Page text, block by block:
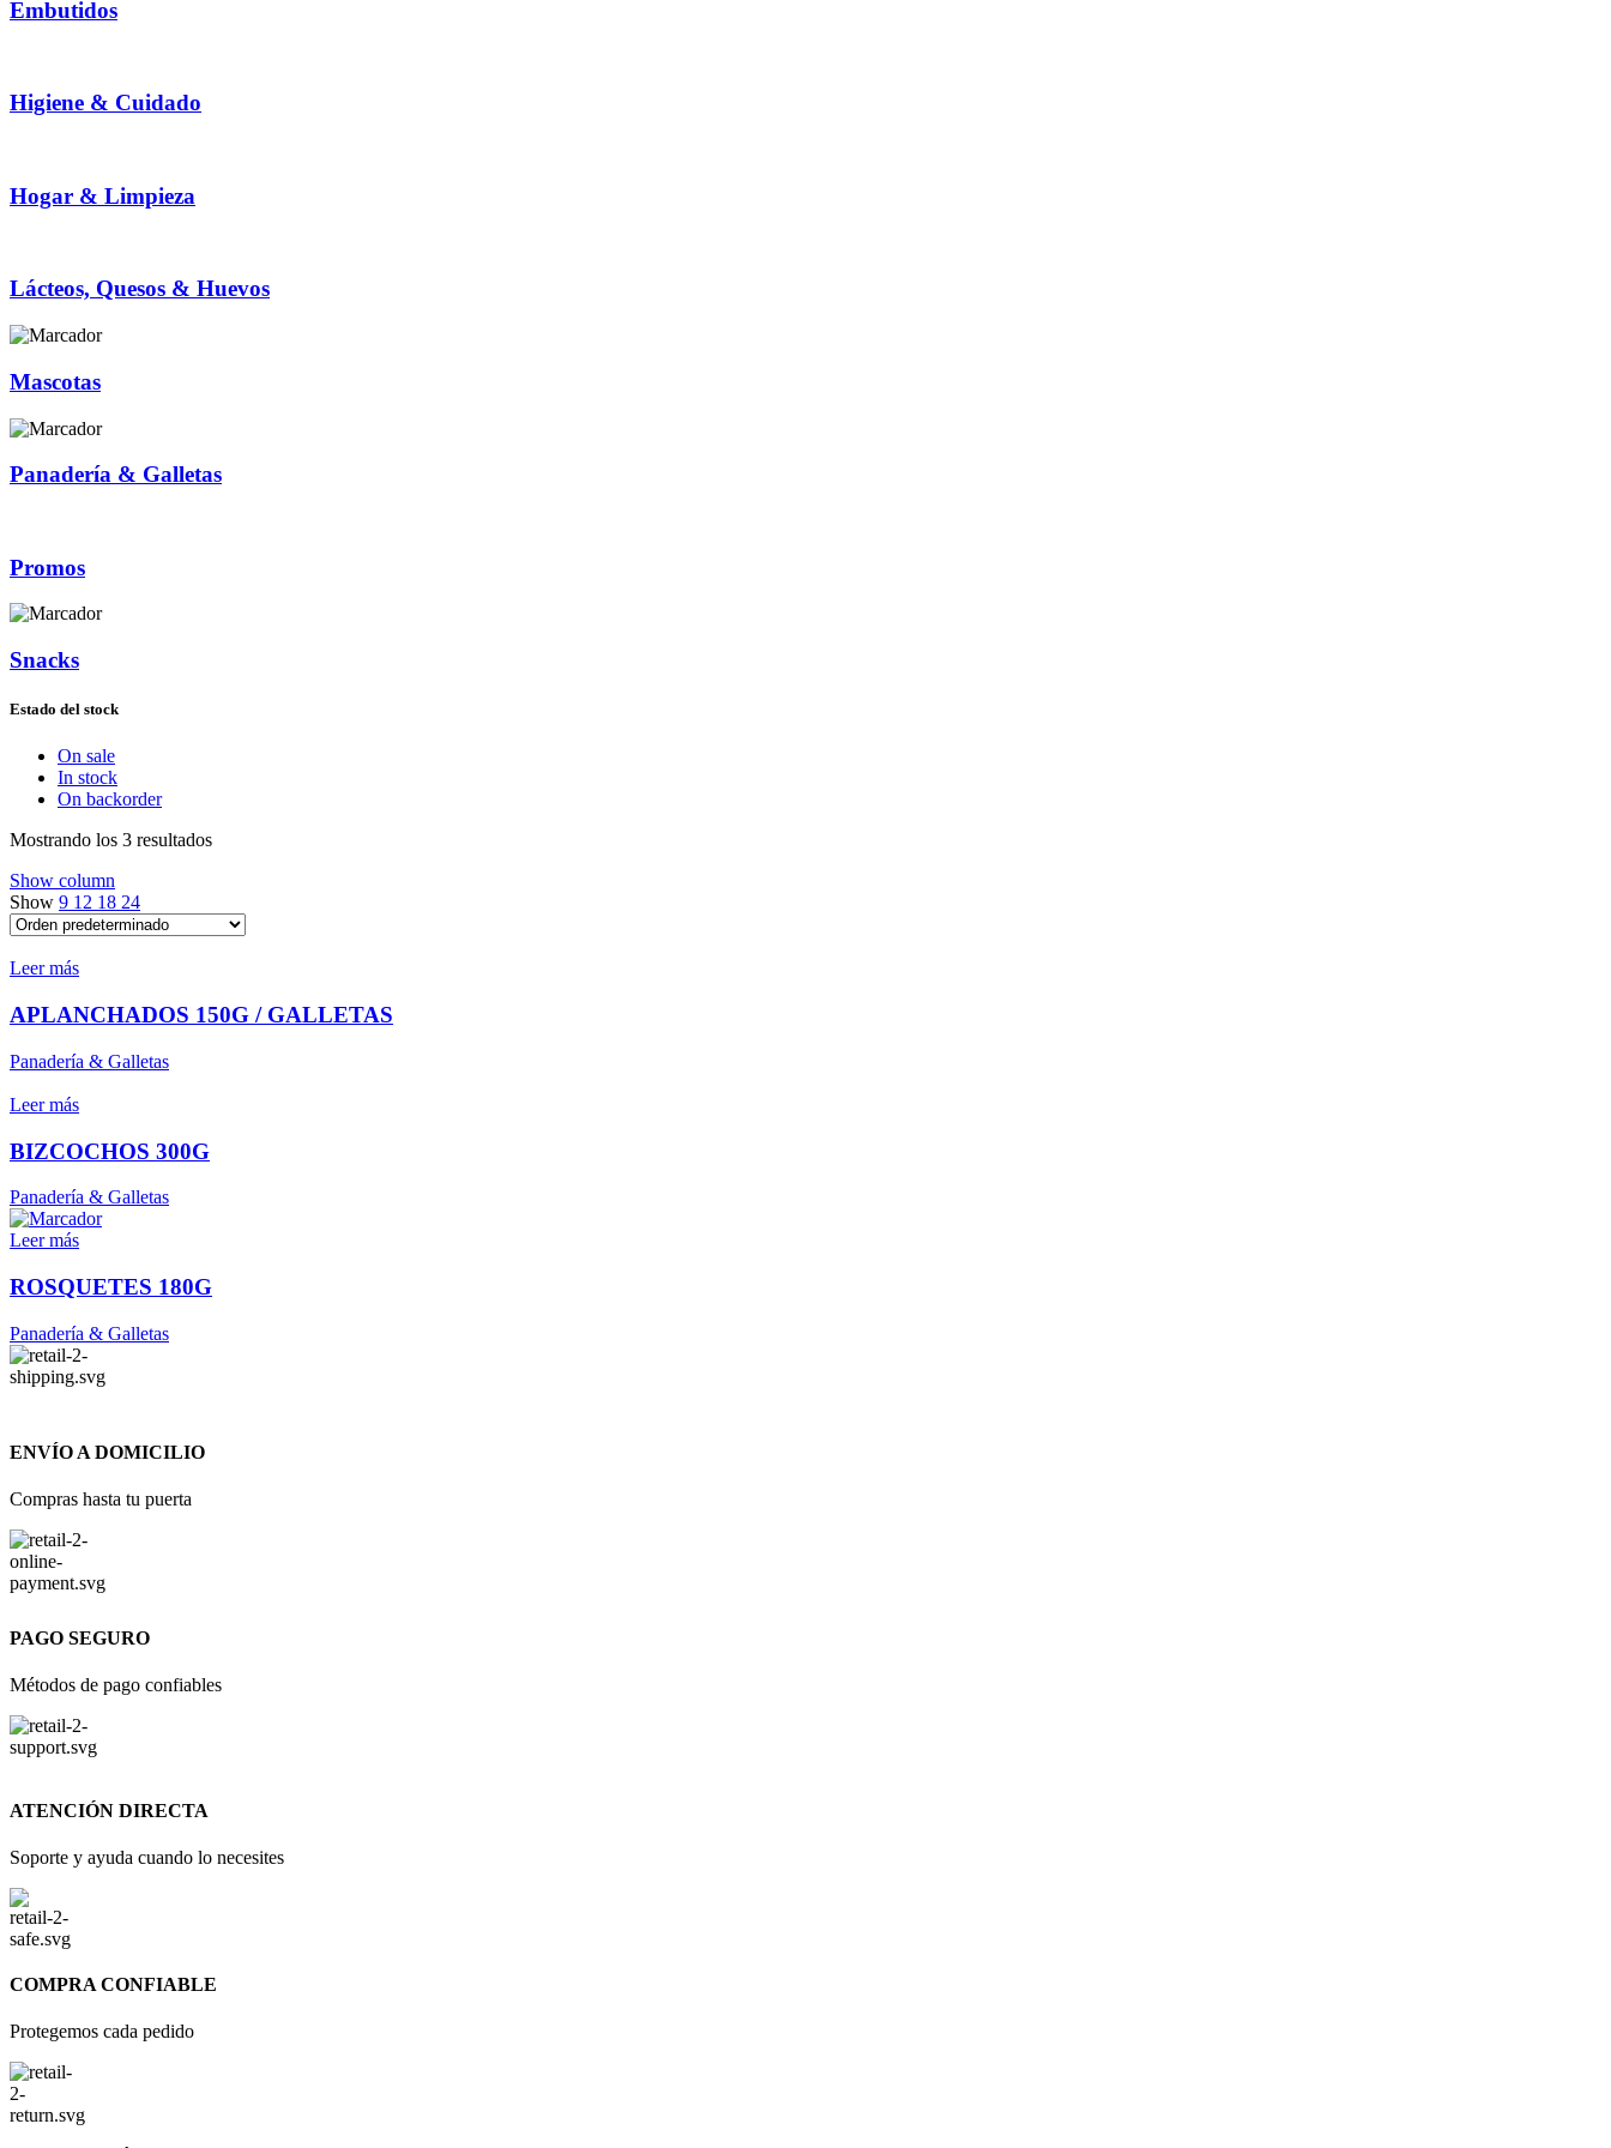
Embutidos
Higiene & Cuidado
Hogar & Limpieza
Lácteos, Quesos & Huevos
Mascotas
Panadería & Galletas
Promos
Snacks
Estado del stock
On sale
In stock
On backorder
Mostrando los 3 resultados
Show column
Show 9 12 18 24
Leer más
APLANCHADOS 150G / GALLETAS
Panadería & Galletas
Leer más
BIZCOCHOS 300G
Panadería & Galletas
Leer más
ROSQUETES 180G
Panadería & Galletas
ENVÍO A DOMICILIO
Compras hasta tu puerta
PAGO SEGURO
Métodos de pago confiables
ATENCIÓN DIRECTA
Soporte y ayuda cuando lo necesites
COMPRA CONFIABLE
Protegemos cada pedido